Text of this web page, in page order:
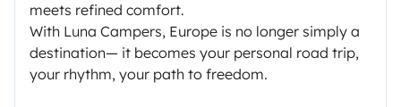
meets refined comfort.
With Luna Campers, Europe is no longer simply a
destination— it becomes your personal road trip,
your rhythm, your path to freedom.